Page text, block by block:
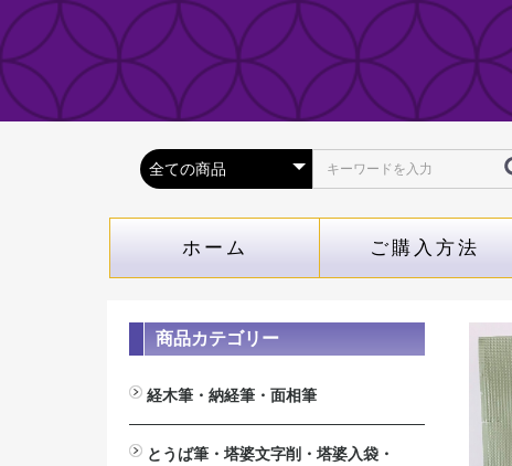
ホーム ご購入方法
商品カテゴリー
経木筆・納経筆・面相筆
経木筆（木札専用筆）
納経筆(納経帳専用）
面相筆
とうば筆・塔婆文字削・塔婆入袋・